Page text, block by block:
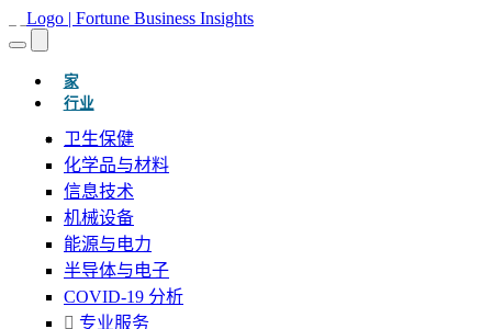
家(当前的)
行业
卫生保健
化学品与材料
信息技术
机械设备
能源与电力
半导体与电子
COVID-19 分析
专业服务